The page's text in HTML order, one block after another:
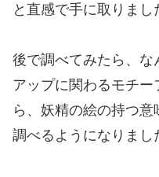
と直感で手に取りまし
後で調べてみたら、
アップに関わるモチ
ら、妖精の絵の持つ
調べるようになりまし